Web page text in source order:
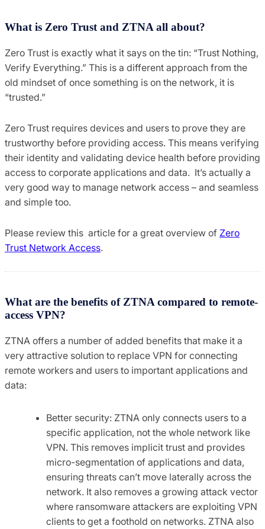
What is Zero Trust and ZTNA all about?
Zero Trust is exactly what it says on the tin: “Trust Nothing,
Verify Everything.” This is a different approach from the
old mindset of once something is on the network, it is
“trusted.”
Zero Trust requires devices and users to prove they are
trustworthy before providing access. This means verifying
their identity and validating device health before providing
access to corporate applications and data. It’s actually a
very good way to manage network access – and seamless
and simple too.
Please review this article for a great overview of Zero
Trust Network Access.
What are the benefits of ZTNA compared to remote-
access VPN?
ZTNA offers a number of added benefits that make it a
very attractive solution to replace VPN for connecting
remote workers and users to important applications and
data:
Better security: ZTNA only connects users to a
specific application, not the whole network like
VPN. This removes implicit trust and provides
micro-segmentation of applications and data,
ensuring threats can’t move laterally across the
network. It also removes a growing attack vector
where ransomware attackers are exploiting VPN
clients to get a foothold on networks. ZTNA also